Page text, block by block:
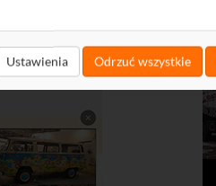
Ustawienia Odrzuć wszystkie